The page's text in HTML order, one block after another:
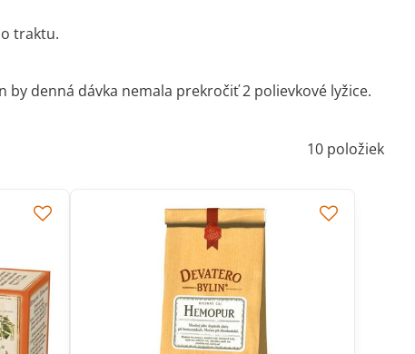
traktu.
denná dávka nemala prekročiť 2 polievkové lyžice.
10 položiek